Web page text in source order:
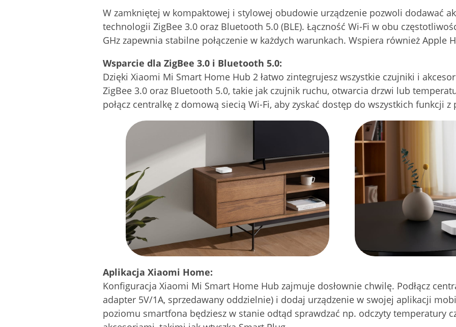
W zamkniętej w kompaktowej i stylowej obudowie urządzenie pozwoli dodawać
technologii ZigBee 3.0 oraz Bluetooth 5.0 (BLE). Łączność Wi-Fi w obu
GHz zapewnia stabilne połączenie w każdych warunkach. Wspiera również Apple
Wsparcie dla ZigBee 3.0 i Bluetooth 5.0:
Dzięki Xiaomi Mi Smart Home Hub 2 łatwo zintegrujesz wszystkie czujniki i
ZigBee 3.0 oraz Bluetooth 5.0, takie jak czujnik ruchu, otwarcia drzwi lub
połącz centralkę z domową siecią Wi-Fi, aby zyskać dostęp do wszystkich funkcji
Aplikacja Xiaomi Home:
Konfiguracja Xiaomi Mi Smart Home Hub zajmuje dosłownie chwilę. Podłącz
adapter 5V/1A, sprzedawany oddzielnie) i dodaj urządzenie w swojej aplikacji
poziomu smartfona będziesz w stanie odtąd sprawdzać np. odczyty temperatury